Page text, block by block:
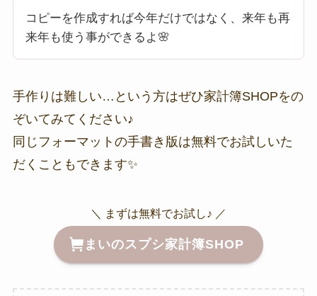
コピーを作成すれば今年だけではなく、来年も再
来年も使う事ができるよ🌸
手作りは難しい…という方はぜひ家計簿SHOPをの
ぞいてみてください♪
同じフォーマットの手書き版は無料でお試しいた
だくこともできます✨
＼ まずは無料でお試し♪ ／
まいのスプシ家計簿SHOP